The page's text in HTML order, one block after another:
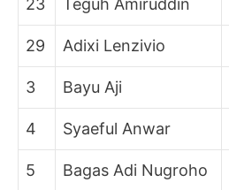
23 Teguh Amiruddin
29 Adixi Lenzivio
3 Bayu Aji
4 Syaeful Anwar
5 Bagas Adi Nugroho